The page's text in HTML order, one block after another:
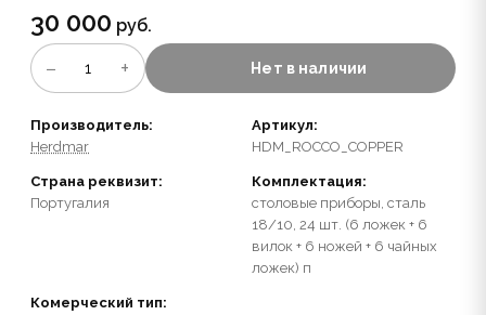
30 000 руб.
− 1 + Нет в наличии
Производитель:
Herdmar
Артикул:
HDM_ROCCO_COPPER
Страна реквизит:
Португалия
Комплектация:
столовые приборы, сталь
18/10, 24 шт. (6 ложек + 6
вилок + 6 ножей + 6 чайных
ложек) п
Комерческий тип: